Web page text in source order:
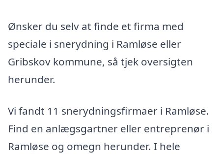
Ønsker du selv at finde et firma med
speciale i snerydning i Ramløse eller
Gribskov kommune, så tjek oversigten
herunder.
Vi fandt 11 snerydningsfirmaer i Ramløse.
Find en anlægsgartner eller entreprenør i
Ramløse og omegn herunder. I hele